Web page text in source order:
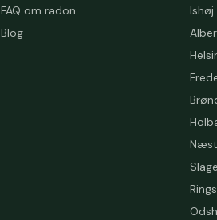
FAQ om radon
Blog
Ishøj